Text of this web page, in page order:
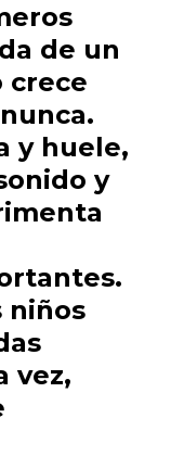
de un
crece
y huele,
y
niños
vez,